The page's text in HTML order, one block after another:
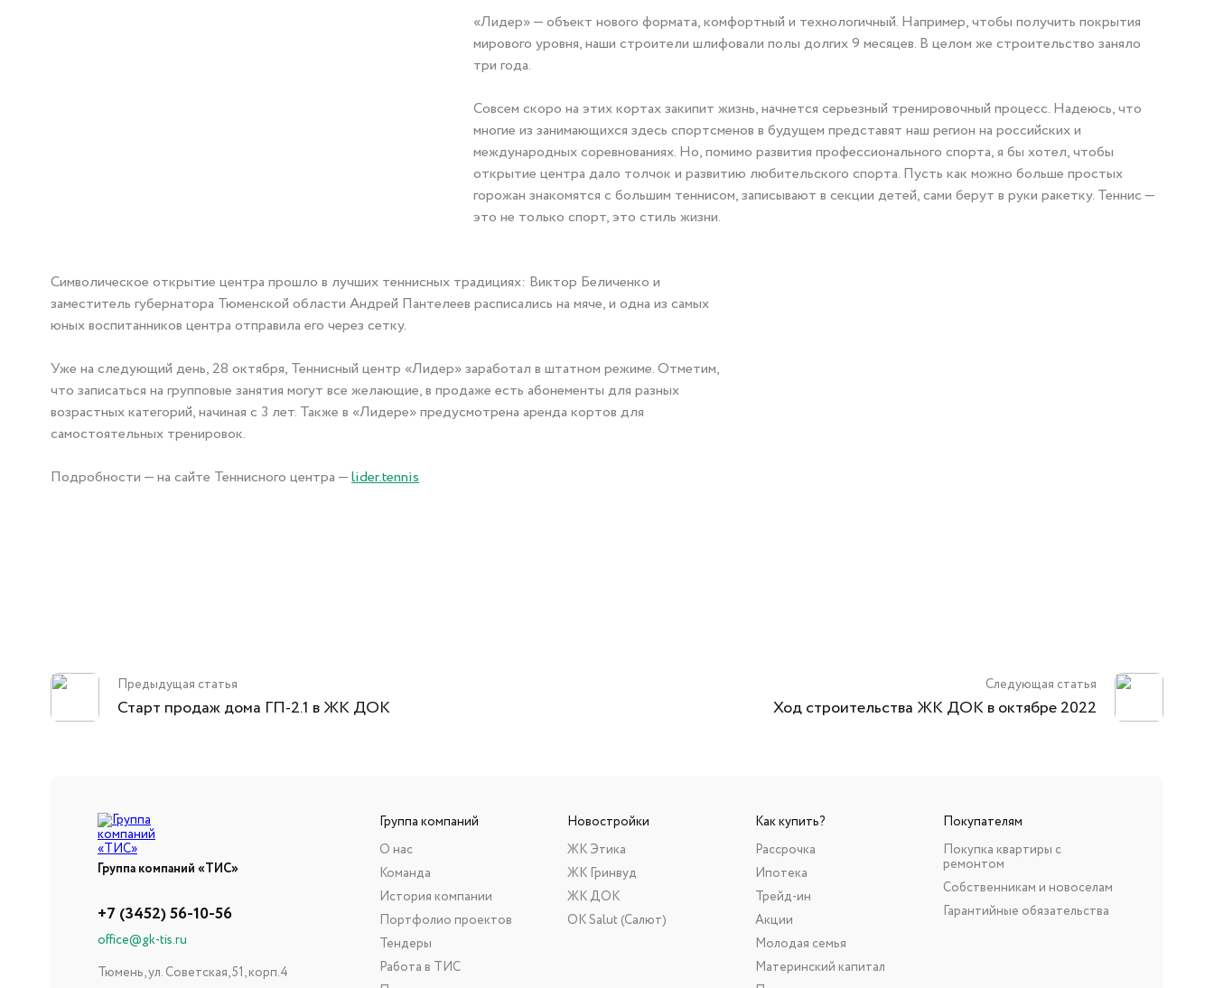
«Лидер» — объект нового формата, комфортный и технологичный. Например, чтобы получить покрытия
мирового уровня, наши строители шлифовали полы долгих 9 месяцев. В целом же строительство заняло
три года.
Совсем скоро на этих кортах закипит жизнь, начнется серьезный тренировочный процесс. Надеюсь, что
многие из занимающихся здесь спортсменов в будущем представят наш регион на российских и
международных соревнованиях. Но, помимо развития профессионального спорта, я бы хотел, чтобы
открытие центра дало толчок и развитию любительского спорта. Пусть как можно больше простых
горожан знакомятся с большим теннисом, записывают в секции детей, сами берут в руки ракетку. Теннис —
это не только спорт, это стиль жизни.
Символическое открытие центра прошло в лучших теннисных традициях: Виктор Беличенко и
заместитель губернатора Тюменской области Андрей Пантелеев расписались на мяче, и одна из самых
юных воспитанников центра отправила его через сетку.
Уже на следующий день, 28 октября, Теннисный центр «Лидер» заработал в штатном режиме. Отметим,
что записаться на групповые занятия могут все желающие, в продаже есть абонементы для разных
возрастных категорий, начиная с 3 лет. Также в «Лидере» предусмотрена аренда кортов для
самостоятельных тренировок.
Подробности — на сайте Теннисного центра —lider.tennis
Предыдущая статья
Старт продаж дома ГП-2.1 в ЖК ДОК
Следующая статья
Ход строительства ЖК ДОК в октябре 2022
Группа компаний «ТИС»
+7 (3452) 56-10-56
office@gk-tis.ru
Тюмень, ул. Советская, 51, корп.4
Группа компаний
О нас
Команда
История компании
Портфолио проектов
Тендеры
Работа в ТИС
Новостройки
ЖК Этика
ЖК Гринвуд
ЖК ДОК
ОК Salut (Салют)
Как купить?
Рассрочка
Ипотека
Трейд-ин
Акции
Молодая семья
Материнский капитал
Покупателям
Покупка квартиры с
ремонтом
Собственникам и новоселам
Гарантийные обязательства